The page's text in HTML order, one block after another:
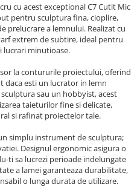
cu acest exceptional C7 Cutit Mic
pentru sculptura fina, cioplire,
prelucrare a lemnului. Realizat cu
extrem de subtire, ideal pentru
lucrari minutioase.
la contururile proiectului, oferind
daca esti un lucrator in lemn
sau un hobbyist, acest
taieturilor fine si delicate,
si rafinat proiectelor tale.
simplu instrument de sculptura;
Designul ergonomic asigura o
ti sa lucrezi perioade indelungate
a lamei garanteaza durabilitate,
o lunga durata de utilizare.